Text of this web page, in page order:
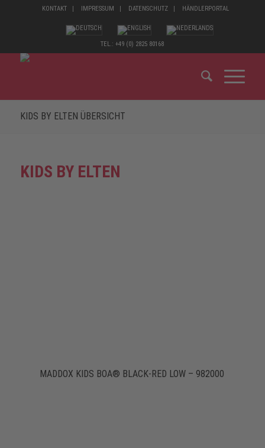
KONTAKT IMPRESSUM DATENSCHUTZ HÄNDLERPORTAL
TEL.: +49 (0) 2825 80168
KIDS BY ELTEN ÜBERSICHT
KIDS BY ELTEN
MADDOX KIDS BOA® BLACK-RED LOW – 982000